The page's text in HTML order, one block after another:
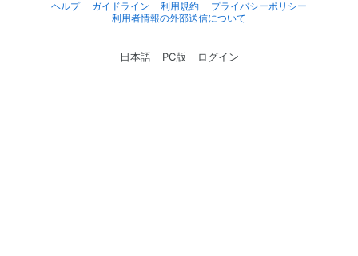
ヘルプ
ガイドライン 利用規約
プライバシーポリシー
利用者情報の外部送信について
日本語 PC版 ログイン